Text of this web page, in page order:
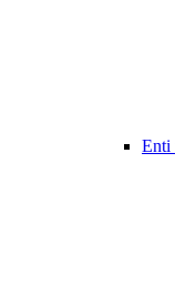
Enti